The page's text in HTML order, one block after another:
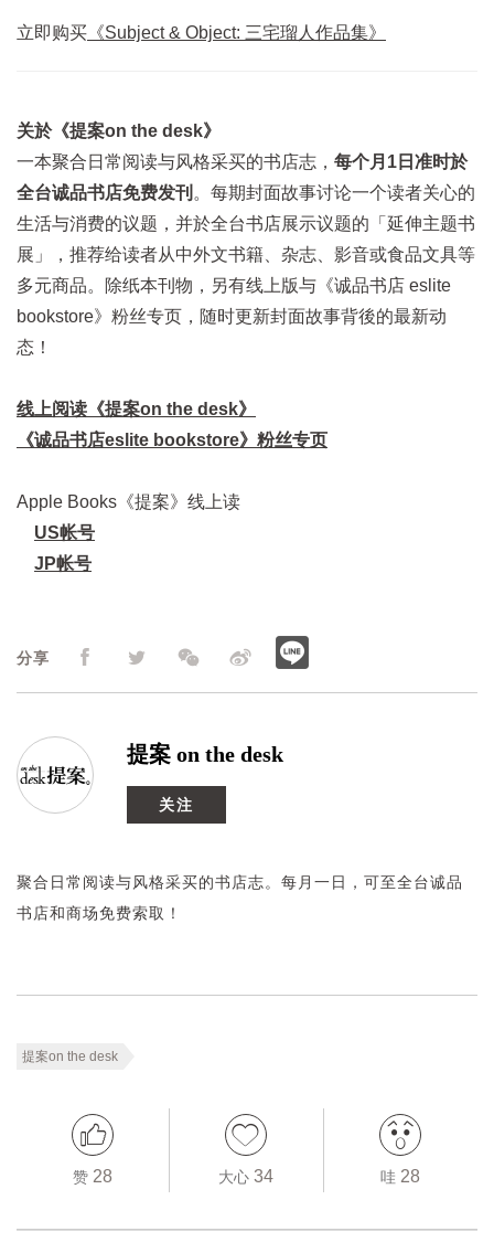
立即购买 《Subject & Object: 三宅瑠人作品集》
关於《提案on the desk》
一本聚合日常阅读与风格采买的书店志， 每个月1日准时於
全台诚品书店免费发刊 。每期封面故事讨论一个读者关心的
生活与消费的议题，并於全台书店展示议题的「延伸主题书
展」，推荐给读者从中外文书籍、杂志、影音或食品文具等
多元商品。除纸本刊物，另有线上版与《诚品书店 eslite
bookstore》粉丝专页，随时更新封面故事背後的最新动
态！
线上阅读《提案on the desk》
《诚品书店eslite bookstore》粉丝专页
Apple Books《提案》线上读
US帐号
JP帐号
分享
提案 on the desk
关注
聚合日常阅读与风格采买的书店志。每月一日，可至全台诚品
书店和商场免费索取！
提案on the desk
赞 28 大心34 哇 28